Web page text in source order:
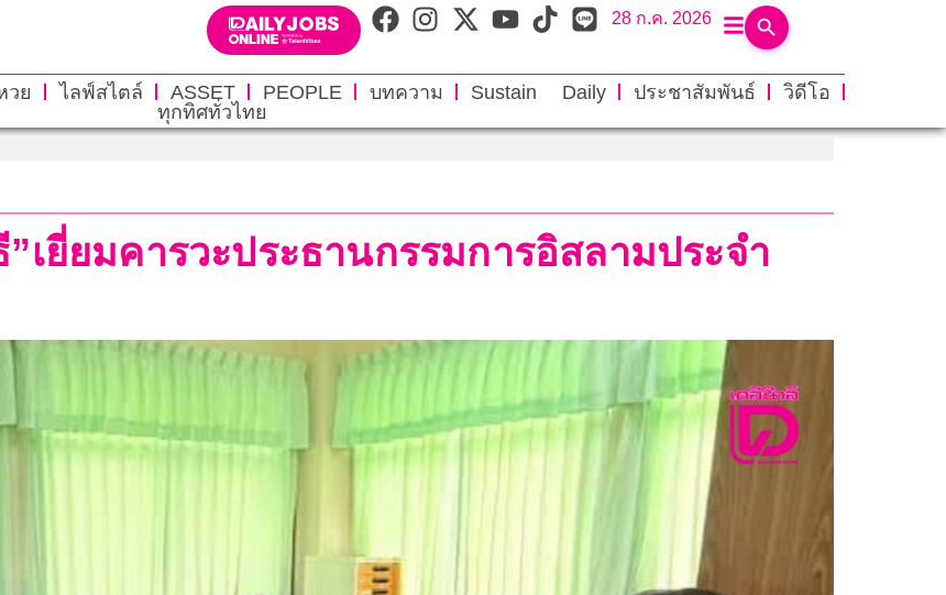
28 ก.ค. 2026
วย ไลฟ์สไตล์ ASSET PEOPLE บทความ Sustain Daily ประชาสัมพันธ์
วิดีโอ
ทุกทิศทั่วไทย
เยี่ยมคารวะประธานกรรมการอิสลามประจำ